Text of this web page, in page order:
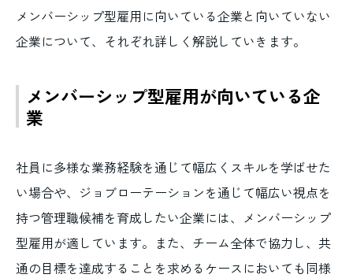
メンバーシップ型雇用に向いている企業と向いていない
企業について、それぞれ詳しく解説していきます。
メンバーシップ型雇用が向いている企
業
社員に多様な業務経験を通じて幅広くスキルを学ばせた
い場合や、ジョブローテーションを通じて幅広い視点を
持つ管理職候補を育成したい企業には、メンバーシップ
型雇用が適しています。また、チーム全体で協力し、共
通の目標を達成することを求めるケースにおいても同様